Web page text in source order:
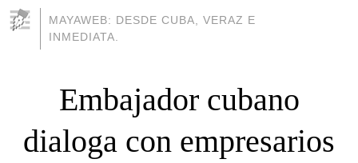
MAYAWEB: DESDE CUBA, VERAZ E
INMEDIATA.
Embajador cubano
dialoga con empresarios